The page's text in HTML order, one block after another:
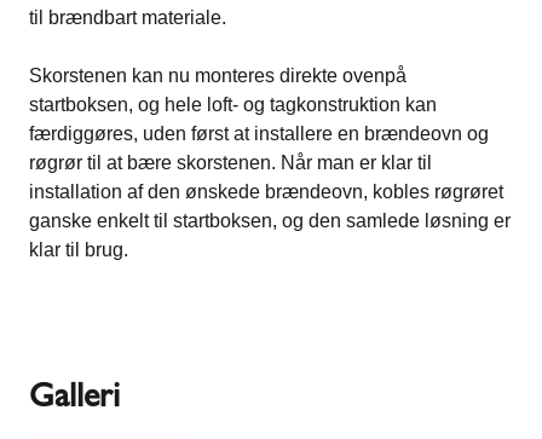
til brændbart materiale.
Skorstenen kan nu monteres direkte ovenpå
startboksen, og hele loft- og tagkonstruktion kan
færdiggøres, uden først at installere en brændeovn og
røgrør til at bære skorstenen. Når man er klar til
installation af den ønskede brændeovn, kobles røgrøret
ganske enkelt til startboksen, og den samlede løsning er
klar til brug.
Galleri